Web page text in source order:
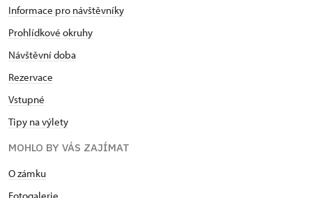
Informace pro návštěvníky
Prohlídkové okruhy
Návštěvní doba
Rezervace
Vstupné
Tipy na výlety
MOHLO BY VÁS ZAJÍMAT
O zámku